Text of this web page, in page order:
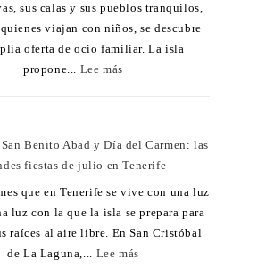
sus calas y sus pueblos tranquilos,
viajan con niños, se descubre
oferta de ocio familiar. La isla
propone... Lee más
Benito Abad y Día del Carmen: las
fiestas de julio en Tenerife
que en Tenerife se vive con una luz
luz con la que la isla se prepara para
raíces al aire libre. En San Cristóbal
de La Laguna,... Lee más